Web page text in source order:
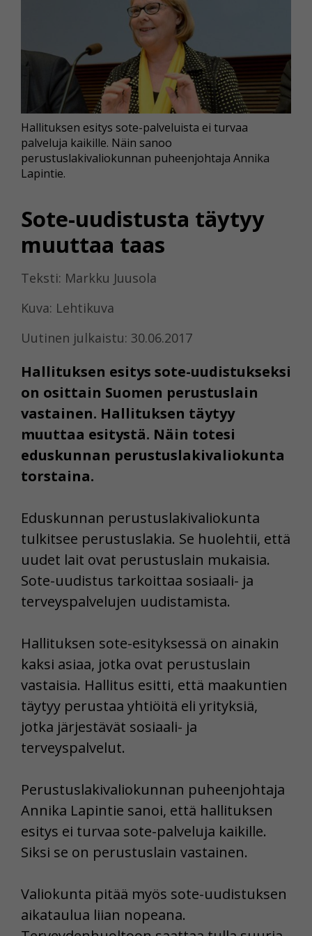
Sote-uudistusta täytyy
muuttaa taas
Teksti: Markku Juusola
Kuva: Lehtikuva
Uutinen julkaistu: 30.06.2017
Hallituksen esitys sote-uudistukseksi
on osittain Suomen perustuslain
vastainen. Hallituksen täytyy
muuttaa esitystä. Näin totesi
eduskunnan perustuslakivaliokunta
torstaina.
Hallituksen esitys sote-palveluista ei turvaa
palveluja kaikille. Näin sanoo
perustuslakivaliokunnan puheenjohtaja Annika
Lapintie.
Eduskunnan perustuslakivaliokunta
tulkitsee perustuslakia. Se huolehtii, että
uudet lait ovat perustuslain mukaisia.
Sote-uudistus tarkoittaa sosiaali- ja
terveyspalvelujen uudistamista.
Hallituksen sote-esityksessä on ainakin
kaksi asiaa, jotka ovat perustuslain
vastaisia. Hallitus esitti, että maakuntien
täytyy perustaa yhtiöitä eli yrityksiä,
jotka järjestävät sosiaali- ja
terveyspalvelut.
Perustuslakivaliokunnan puheenjohtaja
Annika Lapintie sanoi, että hallituksen
esitys ei turvaa sote-palveluja kaikille.
Siksi se on perustuslain vastainen.
Valiokunta pitää myös sote-uudistuksen
aikataulua liian nopeana.